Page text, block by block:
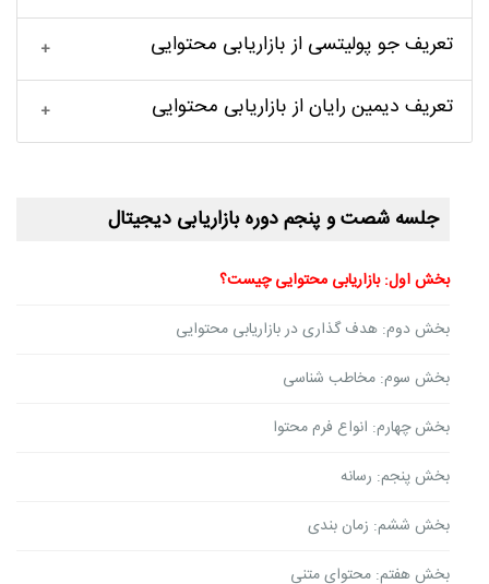
تعریف جو پولیتسی از بازاریابی محتوایی
تعریف دیمین رایان از بازاریابی محتوایی
جلسه شصت و پنجم دوره بازاریابی دیجیتال
بخش اول: بازاریابی محتوایی چیست؟
بخش دوم: هدف گذاری در بازاریابی محتوایی
بخش سوم: مخاطب شناسی
بخش چهارم: انواع فرم محتوا
بخش پنجم: رسانه
بخش ششم: زمان بندی
بخش هفتم: محتوای متنی